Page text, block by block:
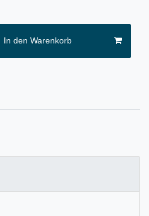
In den Warenkorb